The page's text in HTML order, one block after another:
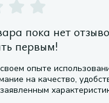
пока нет
первым!
опыте
на качество,